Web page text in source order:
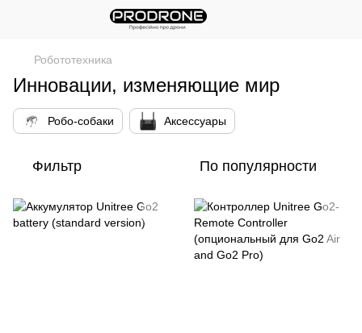
Робототехника
Инновации, изменяющие мир
Робо-собаки Аксессуары
Фильтр По популярности